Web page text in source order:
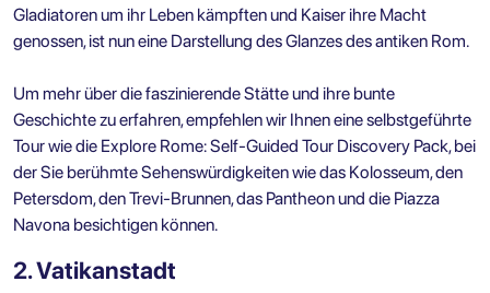
Gladiatoren um ihr Leben kämpften und Kaiser ihre Macht
genossen, ist nun eine Darstellung des Glanzes des antiken Rom.
Um mehr über die faszinierende Stätte und ihre bunte
Geschichte zu erfahren, empfehlen wir Ihnen eine selbstgeführte
Tour wie die Explore Rome: Self-Guided Tour Discovery Pack, bei
der Sie berühmte Sehenswürdigkeiten wie das Kolosseum, den
Petersdom, den Trevi-Brunnen, das Pantheon und die Piazza
Navona besichtigen können.
2. Vatikanstadt